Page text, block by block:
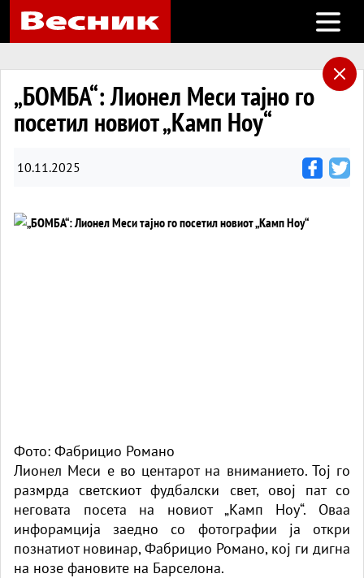
Open
„БОМБА“: Лионел Меси тајно го
посетил новиот „Камп Ноу“
10.11.2025
Фото: Фабрицио Романо
Лионел Меси е во центарот на вниманието. Тој го
размрда светскиот фудбалски свет, овој пат со
неговата посета на новиот „Камп Ноу“. Оваа
инфорамција заедно со фотографии ја откри
познатиот новинар, Фабрицио Романо, кој ги дигна
на нозе фановите на Барселона.